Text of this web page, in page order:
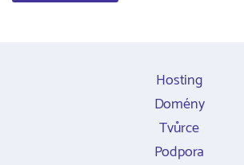
Hosting
Domény
Tvůrce
Podpora